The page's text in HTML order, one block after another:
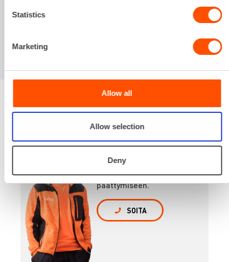
Statistics
Marketing
Allow all
Allow selection
Deny
kiinnostaa myös
Renta palvelee
prosessin ajan laitteiden
valinnasta projektin
päättymiseen.
SOITA